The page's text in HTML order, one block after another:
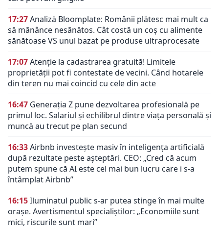
17:27Analiză Bloomplate: Românii plătesc mai mult ca
să mănânce nesănătos. Cât costă un coș cu alimente
sănătoase VS unul bazat pe produse ultraprocesate
17:07Atenție la cadastrarea gratuită! Limitele
proprietății pot fi contestate de vecini. Când hotarele
din teren nu mai coincid cu cele din acte
16:47 Generația Z pune dezvoltarea profesională pe
primul loc. Salariul și echilibrul dintre viața personală și
muncă au trecut pe plan secund
16:33Airbnb investește masiv în inteligența artificială
după rezultate peste așteptări. CEO: „Cred că acum
putem spune că AI este cel mai bun lucru care i s-a
întâmplat Airbnb”
16:15Iluminatul public s-ar putea stinge în mai multe
orașe. Avertismentul specialiștilor: „Economiile sunt
mici, riscurile sunt mari”